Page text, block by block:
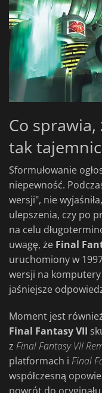
Co
tak
Sformułowanie
niepewność.
wersji", nie
ulepszenia, czy po
na celu
uwagę, że Final
uruchomiony w
wersji na komputery
jaśniejsze
Moment jest
Final Fantasy VII
z Final Fantasy VII
platformach i Final
współczesną